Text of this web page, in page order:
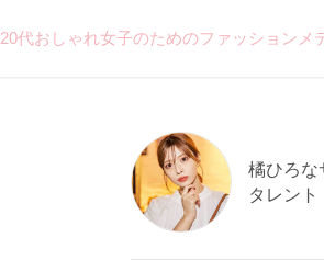
20代おしゃれ女子のためのファッション
橘ひろな
タレント